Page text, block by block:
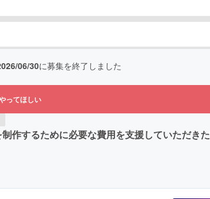
06/30に募集を終了しました
ってほしい
作するために必要な費用を支援していただき